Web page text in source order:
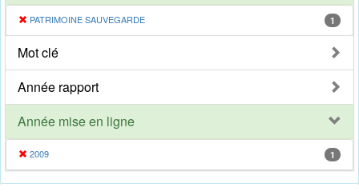
PATRIMOINE SAUVEGARDE 1
Mot clé
Année rapport
Année mise en ligne
2009 1